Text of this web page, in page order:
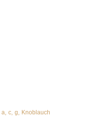
a, c, g, Knoblauch